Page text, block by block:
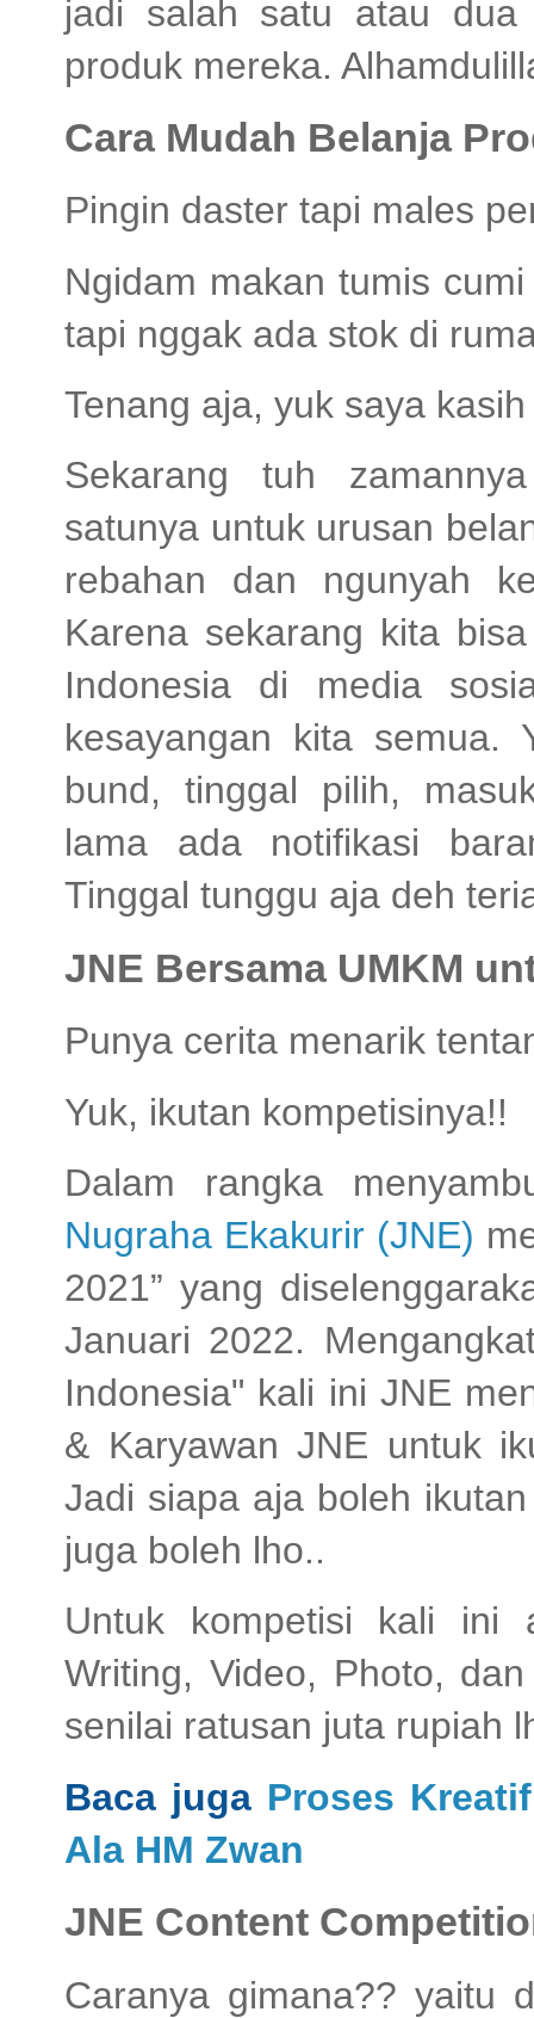
jadi salah satu atau
produk mereka.
Cara Mudah Belanja
Pingin daster tapi males
Ngidam makan tumis
tapi nggak ada stok di
Tenang aja, yuk saya
Sekarang tuh
satunya untuk urusan
rebahan dan ngunyah
Karena sekarang kita
Indonesia di media
kesayangan kita semua.
bund, tinggal pilih,
lama ada notifikasi
Tinggal tunggu aja deh
JNE Bersama UMKM
Punya cerita menarik
Yuk, ikutan kompetisinya!!
Dalam rangka
Nugraha Ekakurir (JNE)
2021” yang
Januari 2022.
Indonesia" kali ini JNE
& Karyawan JNE untuk
Jadi siapa aja boleh
juga boleh lho..
Untuk kompetisi kali ini
Writing, Video, Photo,
senilai ratusan juta rupiah
Baca juga Proses
Ala HM Zwan
JNE Content
Caranya gimana?? yaitu